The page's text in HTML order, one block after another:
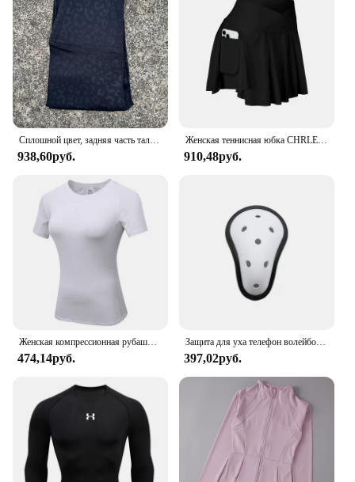
Сплошной цвет, задняя часть талии, карманы, высокая талия, леггинсы для фитнеса, йоги, мягкие женские спортивные брюки, плотные спортивные брюки с маслом для спортзала, до щиколотки
938,60руб.
Женская теннисная юбка CHRLEISURE, юбка 2 в 1 с карманами и высокой талией, для бега и тренировок
910,48руб.
Женская компрессионная рубашка с коротким рукавом, спортивная футболка для йоги и бега, летние быстросохнущие эластичные футболки для тренировок в тренажерном зале, топы, базовый слой
474,14руб.
Защита для уха телефон волейбол Хоккей спортивный Кубок взрослые и Молодежные виды спорта на открытом воздухе бандаж
397,02руб.